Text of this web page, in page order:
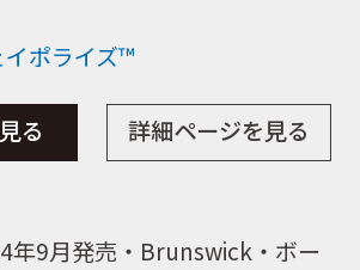
イポライズ™
る 詳細ページを見る
年9月発売・Brunswick・ボー